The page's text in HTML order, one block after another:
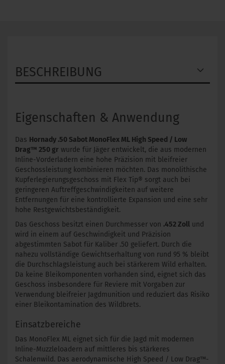
BESCHREIBUNG
Eigenschaften & Anwendung
Das Hornady .50 Sabot MonoFlex ML High Speed / Low
Drag™ 250 gr wurde für Jäger entwickelt, die aus modernen
Inline-Vorderladern eine hohe Präzision mit bleifreier
Geschossleistung kombinieren möchten. Das monolithische
Kupferlegierungsgeschoss mit Flex Tip® sorgt auch bei
geringeren Auftreffgeschwindigkeiten auf weitere
Entfernungen für eine kontrollierte Expansion und eine sehr
hohe Restgewichtsbeständigkeit.
Das Geschoss besitzt einen Durchmesser von .452 Zoll und
wird in einem auf Geschwindigkeit und Präzision
abgestimmten Sabot für Kaliber .50 geliefert. Durch die
nahezu vollständige Gewichtserhaltung von rund 95 % bleibt
die Durchschlagsleistung auch bei stärkerem Wild erhalten.
Da keine Bleikomponenten vorhanden sind, eignet sich das
Geschoss insbesondere für Reviere mit Vorgaben zur
Verwendung bleifreier Jagdmunition und reduziert das Risiko
einer Bleikontamination des Wildbrets.
Einsatzbereiche
Das MonoFlex ML eignet sich für die Jagd mit modernen
Inline-Muzzleloadern auf mittleres bis stärkeres
Schalenwild. Das aerodynamische High Speed / Low Drag™-